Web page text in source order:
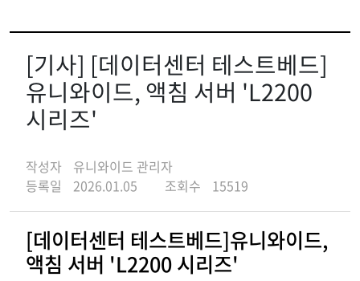
[기사] [데이터센터 테스트베드]
유니와이드, 액침 서버 'L2200
시리즈'
작성자
유니와이드 관리자
등록일
2026.01.05 조회수 15519
[데이터센터 테스트베드]유니와이드,
액침 서버 'L2200 시리즈'